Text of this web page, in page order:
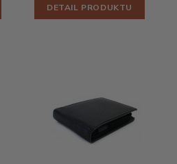
DETAIL PRODUKTU